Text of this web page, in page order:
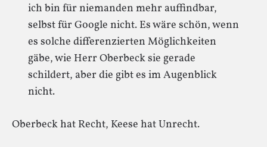
ich bin für niemanden mehr auffindbar,
selbst für Google nicht. Es wäre schön, wenn
es solche differenzierten Möglichkeiten
gäbe, wie Herr Oberbeck sie gerade
schildert, aber die gibt es im Augenblick
nicht.
Oberbeck hat Recht, Keese hat Unrecht.